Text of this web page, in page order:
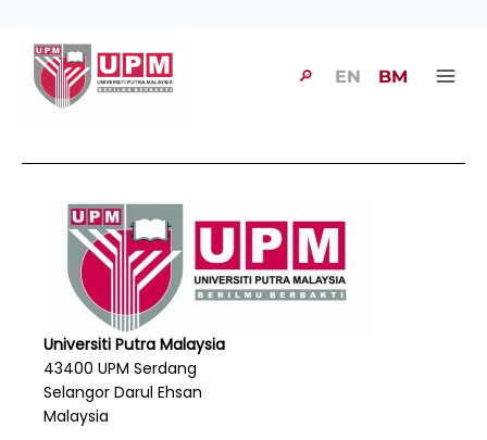
🔎 EN BM
Universiti Putra Malaysia
43400 UPM Serdang
Selangor Darul Ehsan
Malaysia